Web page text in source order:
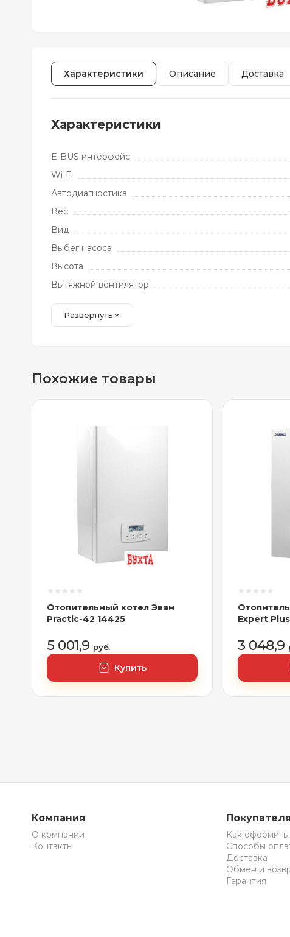
Характеристики Описание Доставка
Характеристики
E-BUS интерфейс
Wi-Fi
Автодиагностика
Вес
Вид
Выбег насоса
Высота
Вытяжной вентилятор
Развернуть
Похожие товары
Отопительный котел Эван
Practic-42 14425
5 001,9 руб.
Купить
Expert
3 048,9
Компания
О компании
Контакты
Как оформить
Способы
Доставка
Обмен и
Гарантия